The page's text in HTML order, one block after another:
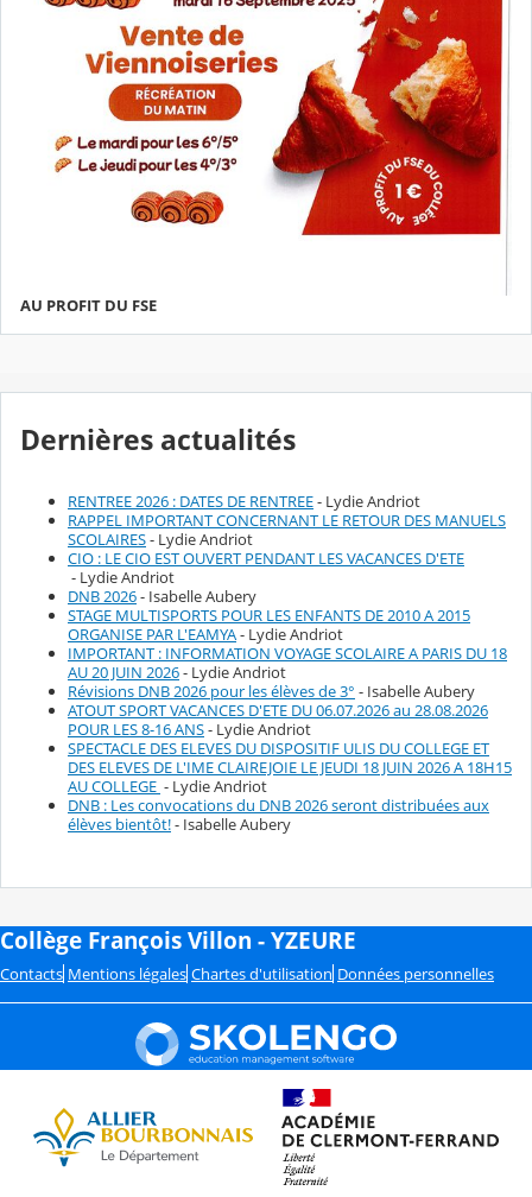
AU PROFIT DU FSE
Dernières actualités
RENTREE 2026 : DATES DE RENTREE- Lydie Andriot
RAPPEL IMPORTANT CONCERNANT LE RETOUR DES MANUELS
SCOLAIRES- Lydie Andriot
CIO : LE CIO EST OUVERT PENDANT LES VACANCES D'ETE
- Lydie Andriot
DNB 2026- Isabelle Aubery
STAGE MULTISPORTS POUR LES ENFANTS DE 2010 A 2015
ORGANISE PAR L'EAMYA- Lydie Andriot
IMPORTANT : INFORMATION VOYAGE SCOLAIRE A PARIS DU 18
AU 20 JUIN 2026- Lydie Andriot
Révisions DNB 2026 pour les élèves de 3° - Isabelle Aubery
ATOUT SPORT VACANCES D'ETE DU 06.07.2026 au 28.08.2026
POUR LES 8-16 ANS- Lydie Andriot
SPECTACLE DES ELEVES DU DISPOSITIF ULIS DU COLLEGE ET
DES ELEVES DE L'IME CLAIREJOIE LE JEUDI 18 JUIN 2026 A 18H15
AU COLLEGE - Lydie Andriot
DNB : Les convocations du DNB 2026 seront distribuées aux
élèves bientôt!- Isabelle Aubery
Collège François Villon - YZEURE
Contacts Mentions légales Chartes d'utilisation Données personnelles